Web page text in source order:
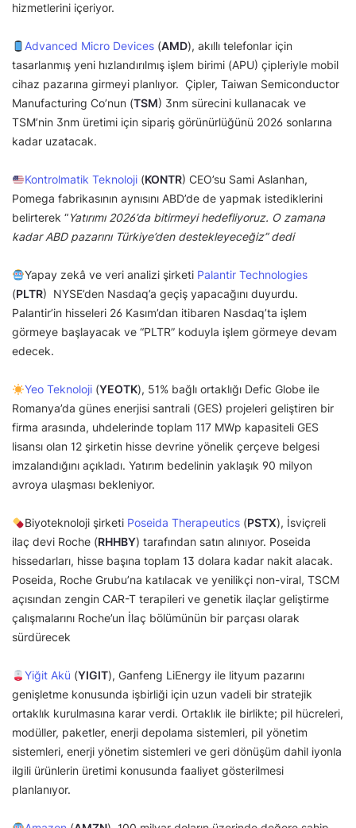
hizmetlerini içeriyor.
Advanced Micro Devices(AMD), akıllı telefonlar için
tasarlanmış yeni hızlandırılmış işlem birimi (APU) çipleriyle mobil
cihaz pazarına girmeyi planlıyor. Çipler, Taiwan Semiconductor
Manufacturing Co’nun (TSM) 3nm sürecini kullanacak ve
TSM’nin 3nm üretimi için sipariş görünürlüğünü 2026 sonlarına
kadar uzatacak.
Kontrolmatik Teknoloji(KONTR) CEO’su Sami Aslanhan,
Pomega fabrikasının aynısını ABD’de de yapmak istediklerini
belirterek “Yatırımı 2026’da bitirmeyi hedefliyoruz. O zamana
kadar ABD pazarını Türkiye’den destekleyeceğiz” dedi
Yapay zekâ ve veri analizi şirketi Palantir Technologies
(PLTR) NYSE’den Nasdaq’a geçiş yapacağını duyurdu.
Palantir’in hisseleri 26 Kasım’dan itibaren Nasdaq’ta işlem
görmeye başlayacak ve “PLTR” koduyla işlem görmeye devam
edecek.
Yeo Teknoloji (YEOTK), 51% bağlı ortaklığı Defic Globe ile
Romanya’da günes enerjisi santrali (GES) projeleri geliştiren bir
firma arasında, uhdelerinde toplam 117 MWp kapasiteli GES
lisansı olan 12 şirketin hisse devrine yönelik çerçeve belgesi
imzalandığını açıkladı. Yatırım bedelinin yaklaşık 90 milyon
avroya ulaşması bekleniyor.
Biyoteknoloji şirketi Poseida Therapeutics(PSTX), İsviçreli
ilaç devi Roche (RHHBY) tarafından satın alınıyor. Poseida
hissedarları, hisse başına toplam 13 dolara kadar nakit alacak.
Poseida, Roche Grubu’na katılacak ve yenilikçi non-viral, TSCM
açısından zengin CAR-T terapileri ve genetik ilaçlar geliştirme
çalışmalarını Roche’un İlaç bölümünün bir parçası olarak
sürdürecek
Yiğit Akü (YIGIT), Ganfeng LiEnergy ile lityum pazarını
genişletme konusunda işbirliği için uzun vadeli bir stratejik
ortaklık kurulmasına karar verdi. Ortaklık ile birlikte; pil hücreleri,
modüller, paketler, enerji depolama sistemleri, pil yönetim
sistemleri, enerji yönetim sistemleri ve geri dönüşüm dahil iyonla
ilgili ürünlerin üretimi konusunda faaliyet gösterilmesi
planlanıyor.